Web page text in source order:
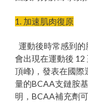
1. 加速肌肉復原
運動後時常感到的
會出現在運動後 12
頂峰)，發表在國際
量的BCAA支鏈胺
明，BCAA補充劑